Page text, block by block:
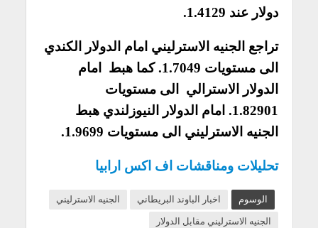
دولار عند 1.4129.
تراجع الجنيه الاسترليني امام الدولار الكندي
الى مستويات 1.7049. كما هبط امام
الدولار الاسترالي الى مستويات
1.82901. امام الدولار النيوزلندي هبط
الجنيه الاسترليني الى مستويات 1.9699.
تحليلات ومناقشات اف اكس ارابيا
الوسوم اخبار الباوند البريطاني
الجنيه الاسترليني
الجنيه الاسترليني مقابل الدولار